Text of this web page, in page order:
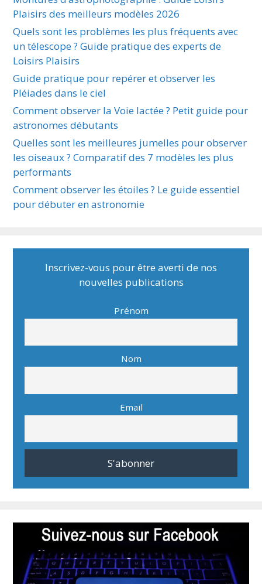
Plaisirs des meilleurs modèles 2026
Quels sont les problèmes les plus fréquents avec
un télescope ? Guide pratique des experts de
Loisirs Plaisirs
Guide pratique pour repérer et observer les
Pléiades dans le ciel
Comment observer la Voie lactée ? Petit guide pour
astronomes débutants
Quelles sont les meilleures jumelles pour observer
les oiseaux ? Comparatif des 7 modèles les plus
performants
Comment observer les étoiles ? Le guide essentiel
pour débuter en astronomie
Inscrivez-vous pour être averti de nos
nouvelles publications
Prénom
Nom
Email